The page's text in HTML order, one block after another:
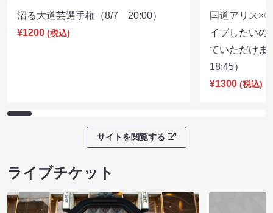
沼る大道芸選手権（8/7 20:00）
¥1200 (税込)
国道アリス×
イブしたいの
ていただけ
18:45）
¥1300 (税込)
サイトを閲覧する
ライブチケット